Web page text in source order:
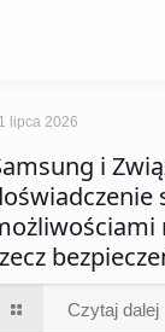
lipca 2026
i
Czytaj dalej